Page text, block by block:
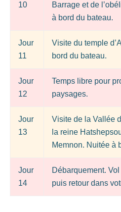
10
Barrage et de
à bord du bateau.
Jour
11
Visite du temple
bord du bateau.
Jour
12
Temps libre pour
paysages.
Jour
13
Visite de la Vallée
la reine
Memnon. Nuitée à
Jour
14
Débarquement.
puis retour dans